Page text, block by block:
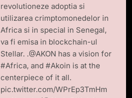
revolutioneze adoptia si
utilizarea crimptomonedelor in
Africa si in special in Senegal,
va fi emisa in blockchain-ul
Stellar. .@AKON has a vision for
#Africa, and #Akoin is at the
centerpiece of it all.
pic.twitter.com/WPrEp3TmHm